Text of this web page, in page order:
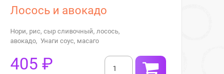
Лосось и авокадо
Нори, рис, сыр сливочный, лосось,
авокадо, Унаги соус, масаго
405 ₽